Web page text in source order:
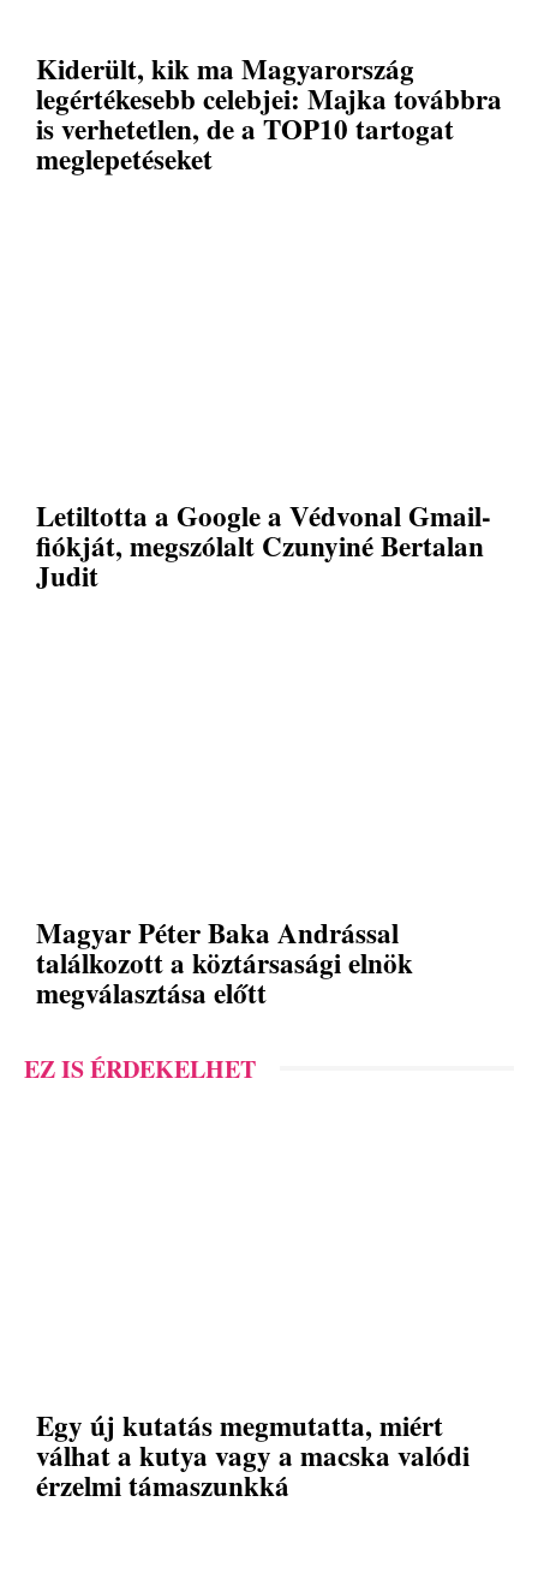
Kiderült, kik ma Magyarország
legértékesebb celebjei: Majka továbbra
is verhetetlen, de a TOP10 tartogat
meglepetéseket
Letiltotta a Google a Védvonal Gmail-
fiókját, megszólalt Czunyiné Bertalan
Judit
Magyar Péter Baka Andrással
találkozott a köztársasági elnök
megválasztása előtt
EZ IS ÉRDEKELHET
Egy új kutatás megmutatta, miért
válhat a kutya vagy a macska valódi
érzelmi támaszunkká